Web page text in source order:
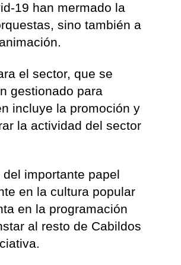
19 han mermado la
sino también a
el sector, que se
gestionado para
incluye la promoción y
la actividad del sector
importante papel
en la cultura popular
en la programación
al resto de Cabildos